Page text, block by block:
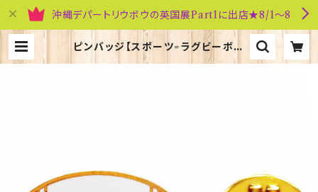
沖縄デパートリウボウの英国展Part1に出店★8/1～8
ピンバッジ【スポーツ=ラグビーボー
ル】Tradition 90040-P147 | 英